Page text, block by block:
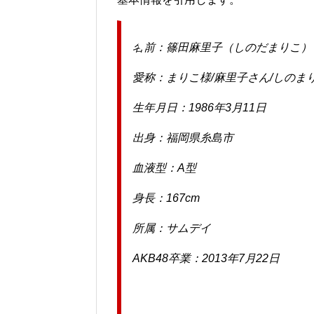
名前：篠田麻里子（しのだまりこ）
愛称：まりこ様/麻里子さん/しのま
生年月日：1986年3月11日
出身：福岡県糸島市
血液型：A型
身長：167cm
所属：サムデイ
AKB48卒業：2013年7月22日